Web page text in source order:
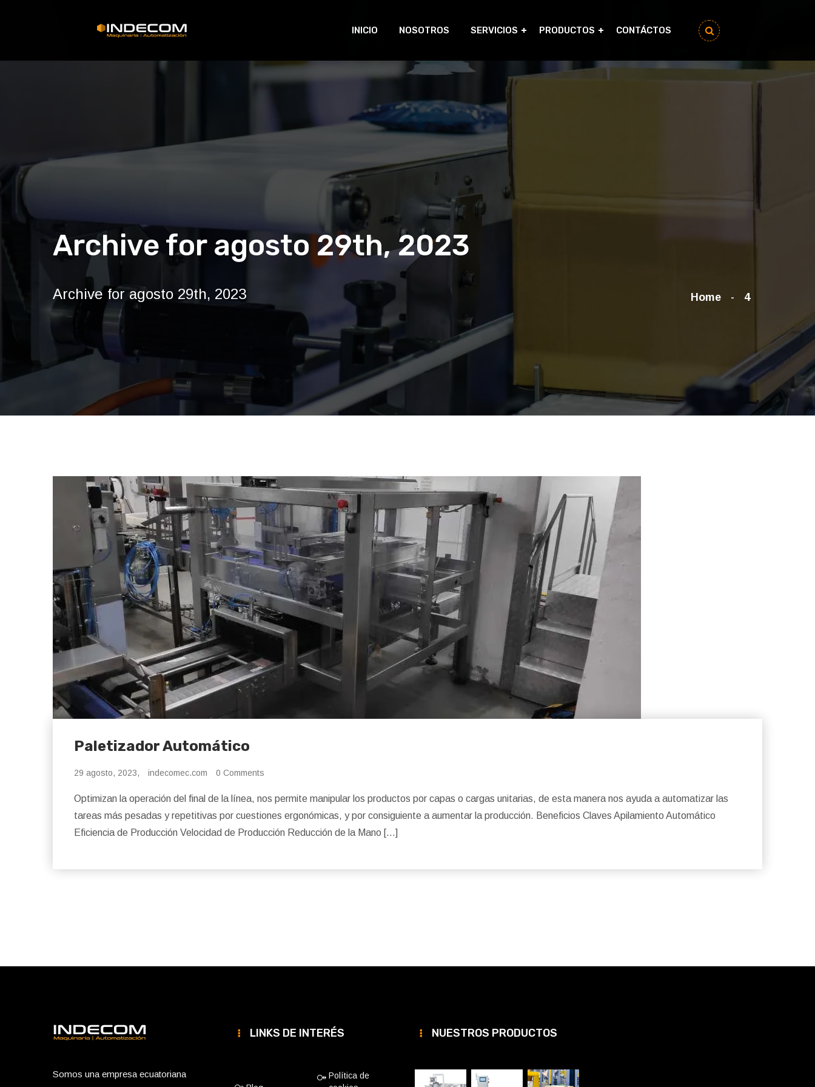
INICIO NOSOTROS SERVICIOS PRODUCTOS CONTÁCTOS
Archive for agosto 29th, 2023
Archive for agosto 29th, 2023 Home 4
Paletizador Automático
29 agosto, 2023, indecomec.com 0 Comments
Optimizan la operación del final de la línea, nos permite manipular los productos por capas o cargas unitarias, de esta manera nos ayuda a automatizar las
tareas más pesadas y repetitivas por cuestiones ergonómicas, y por consiguiente a aumentar la producción. Beneficios Claves Apilamiento Automático
Eficiencia de Producción Velocidad de Producción Reducción de la Mano […]
Somos una empresa ecuatoriana
LINKS DE INTERÉS
Política de
NUESTROS PRODUCTOS